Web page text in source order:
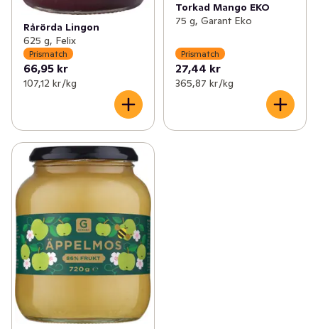
Rårörda Lingon
625 g, Felix
Prismatch
66,95 kr
107,12 kr /kg
Torkad Mango EKO
75 g, Garant Eko
Prismatch
27,44 kr
365,87 kr /kg